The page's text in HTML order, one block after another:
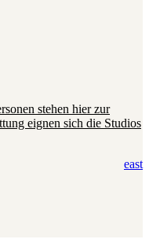
stehen hier zur
eignen sich die Studios
east